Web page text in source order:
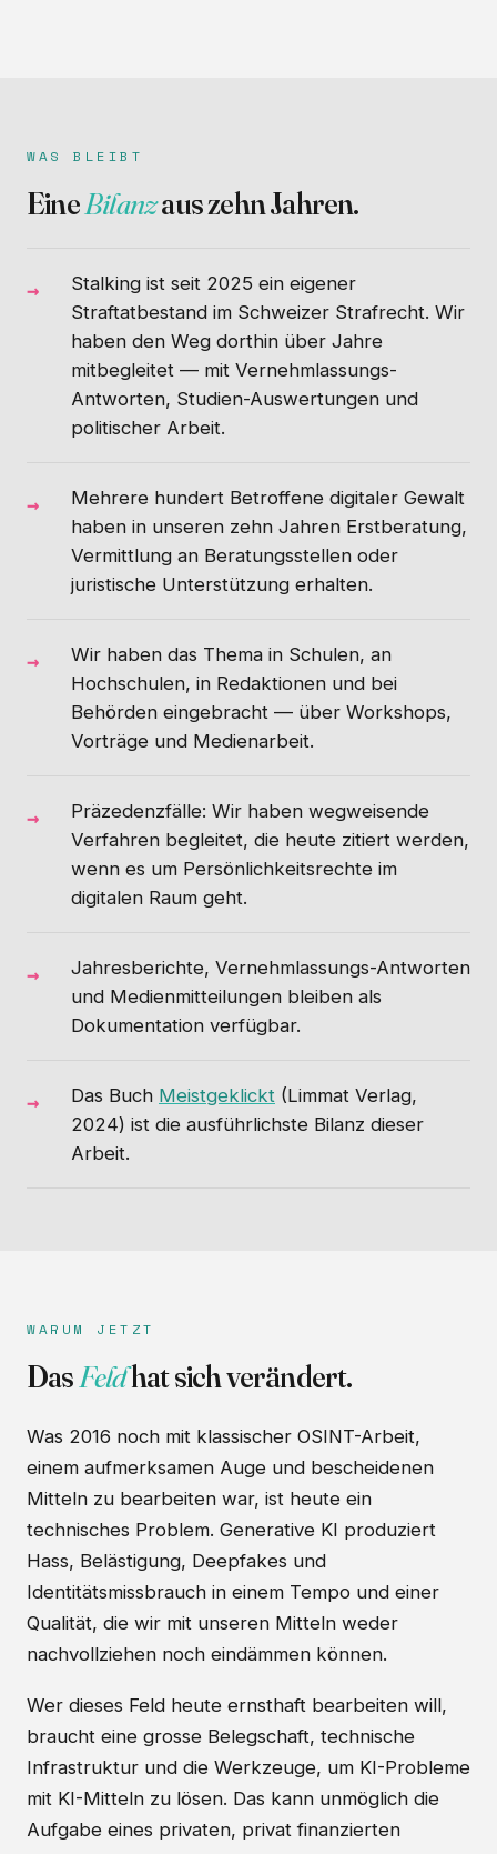
WAS BLEIBT
EineBilanzaus zehn Jahren.
Stalking ist seit 2025 ein eigener
Straftatbestand im Schweizer Strafrecht. Wir
haben den Weg dorthin über Jahre
mitbegleitet — mit Vernehmlassungs-
Antworten, Studien-Auswertungen und
politischer Arbeit.
Mehrere hundert Betroffene digitaler Gewalt
haben in unseren zehn Jahren Erstberatung,
Vermittlung an Beratungsstellen oder
juristische Unterstützung erhalten.
Wir haben das Thema in Schulen, an
Hochschulen, in Redaktionen und bei
Behörden eingebracht — über Workshops,
Vorträge und Medienarbeit.
Präzedenzfälle: Wir haben wegweisende
Verfahren begleitet, die heute zitiert werden,
wenn es um Persönlichkeitsrechte im
digitalen Raum geht.
Jahresberichte, Vernehmlassungs-Antworten
und Medienmitteilungen bleiben als
Dokumentation verfügbar.
Das Buch Meistgeklickt (Limmat Verlag,
2024) ist die ausführlichste Bilanz dieser
Arbeit.
WARUM JETZT
DasFeldhat sich verändert.
Was 2016 noch mit klassischer OSINT-Arbeit,
einem aufmerksamen Auge und bescheidenen
Mitteln zu bearbeiten war, ist heute ein
technisches Problem. Generative KI produziert
Hass, Belästigung, Deepfakes und
Identitätsmissbrauch in einem Tempo und einer
Qualität, die wir mit unseren Mitteln weder
nachvollziehen noch eindämmen können.
Wer dieses Feld heute ernsthaft bearbeiten will,
braucht eine grosse Belegschaft, technische
Infrastruktur und die Werkzeuge, um KI-Probleme
mit KI-Mitteln zu lösen. Das kann unmöglich die
Aufgabe eines privaten, privat finanzierten